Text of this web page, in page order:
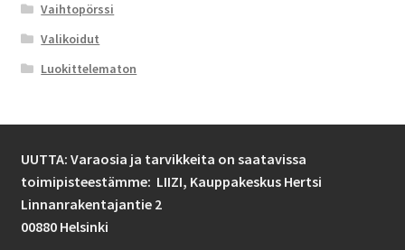
Vaihtopörssi
Valikoidut
Luokittelematon
UUTTA: Varaosia ja tarvikkeita on saatavissa
toimipisteestämme: LIIZI, Kauppakeskus Hertsi
Linnanrakentajantie 2
00880 Helsinki